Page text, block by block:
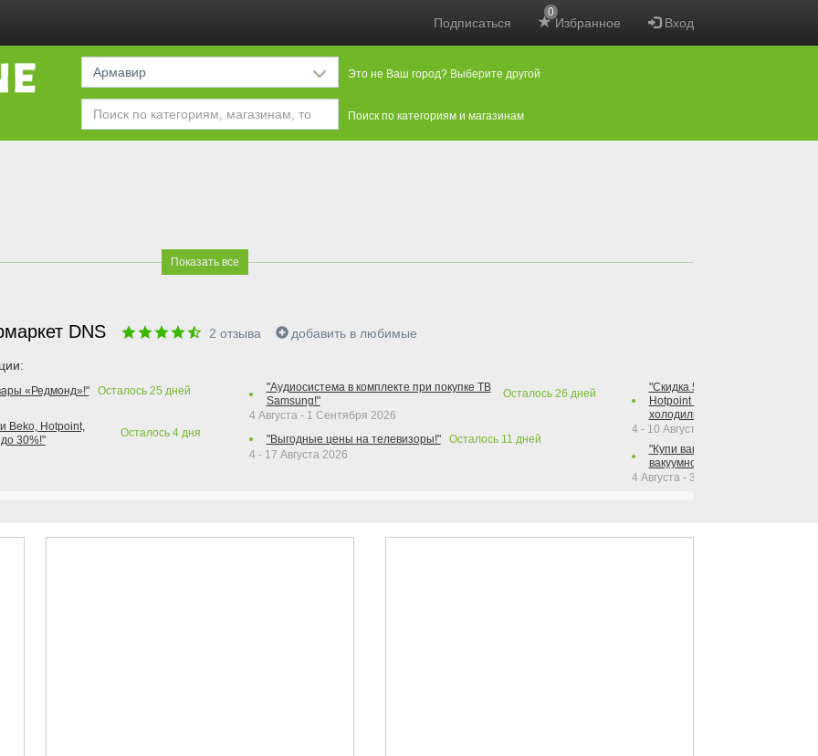
Подписаться Избранное
0
Вход
Армавир Это не Ваш город? Выберите другой
Поиск по категориям и магазинам
Показать все
DNS 2 отзыва добавить в любимые
«Редмонд»!" Осталось 25 дней
Beko, Hotpoint,
30%!"
Осталось 4дня
"Аудиосистема в комплекте при покупке ТВ
Samsung!"
Осталось 26 дней
4 Августа - 1 Сентября 2026
"Выгодные цены на телевизоры!"
Осталось 11 дней
4 - 17 Августа 2026
"Скидка 50% на варочную
Hotpoint при покупке духового
холодильника Hotpoint!"
4 - 10 Августа 2026
"Купи вакуумный упаковщик +
вакуумного упаковщика =
4 Августа - 30 Сентября 2026